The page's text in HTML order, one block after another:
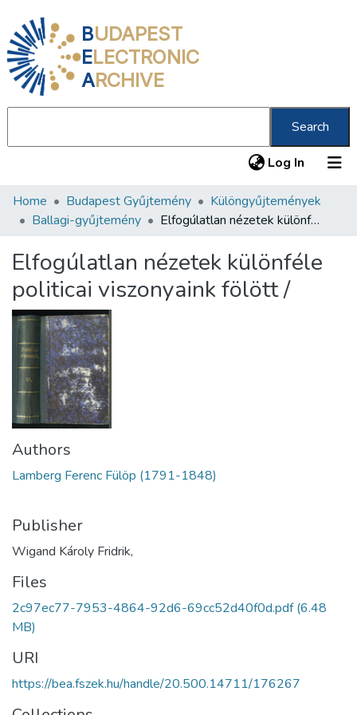
BUDAPEST
ELECTRONIC
ARCHIVE
Search
Log In (current)
Communities & Collections
Statistics
About us
Home Budapest Gyűjtemény
Különgyűjtemények
Ballagi-gyűjtemény
Elfogúlatlan nézetek különféle politicai viszonyaink fölött /
Elfogúlatlan nézetek különféle
politicai viszonyaink fölött /
Authors
Lamberg Ferenc Fülöp (1791-1848)
Publisher
Wigand Károly Fridrik,
Files
2c97ec77-7953-4864-92d6-69cc52d40f0d.pdf(6.48
MB)
URI
https://bea.fszek.hu/handle/20.500.14711/176267